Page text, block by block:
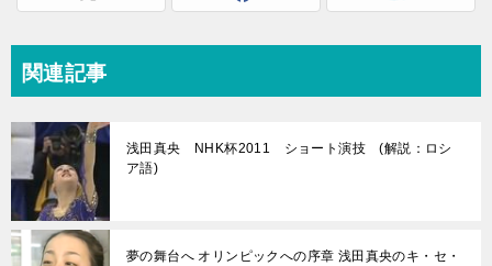
関連記事
浅田真央 NHK杯2011 ショート演技 (解説：ロシ
ア語)
夢の舞台へ オリンピックへの序章 浅田真央のキ・セ・